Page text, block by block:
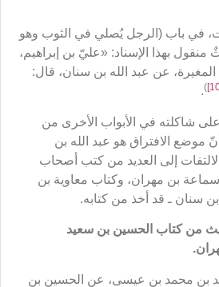
في باب (الرجل يُصلي في الثوب وهو
بهذا الإسناد: «عليّ بن إبراهيم،
عن عبد الله بن سنان، قال:
)
.
على شاكلته في الأبواب الأخرى من
موضع الافتراق هو عبد الله بن
إلى العديد من كتب أصحاب
سماعة بن مهران، وكتاب معاوية بن
سنان ـ قد أخذ من كتابه.
من كتاب الحسين بن سعيد
بن محمد بن عيسى، عن الحسين بن